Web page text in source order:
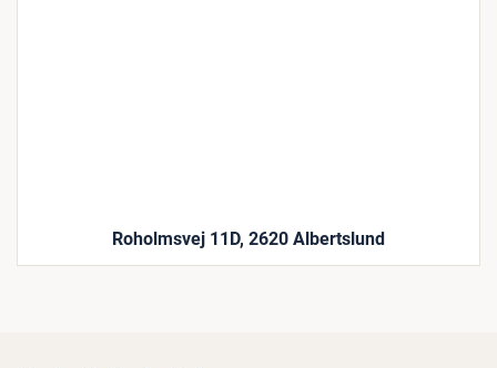
Roholmsvej 11D, 2620 Albertslund